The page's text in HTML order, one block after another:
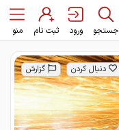
جستجو ورود ثبت نام منو
دنبال کردن گزارش